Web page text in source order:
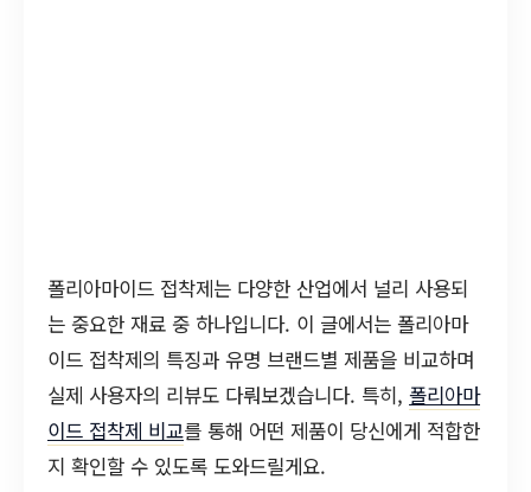
폴리아마이드 접착제는 다양한 산업에서 널리 사용되
는 중요한 재료 중 하나입니다. 이 글에서는 폴리아마
이드 접착제의 특징과 유명 브랜드별 제품을 비교하며
실제 사용자의 리뷰도 다뤄보겠습니다. 특히, 폴리아마
이드 접착제 비교를 통해 어떤 제품이 당신에게 적합한
지 확인할 수 있도록 도와드릴게요.